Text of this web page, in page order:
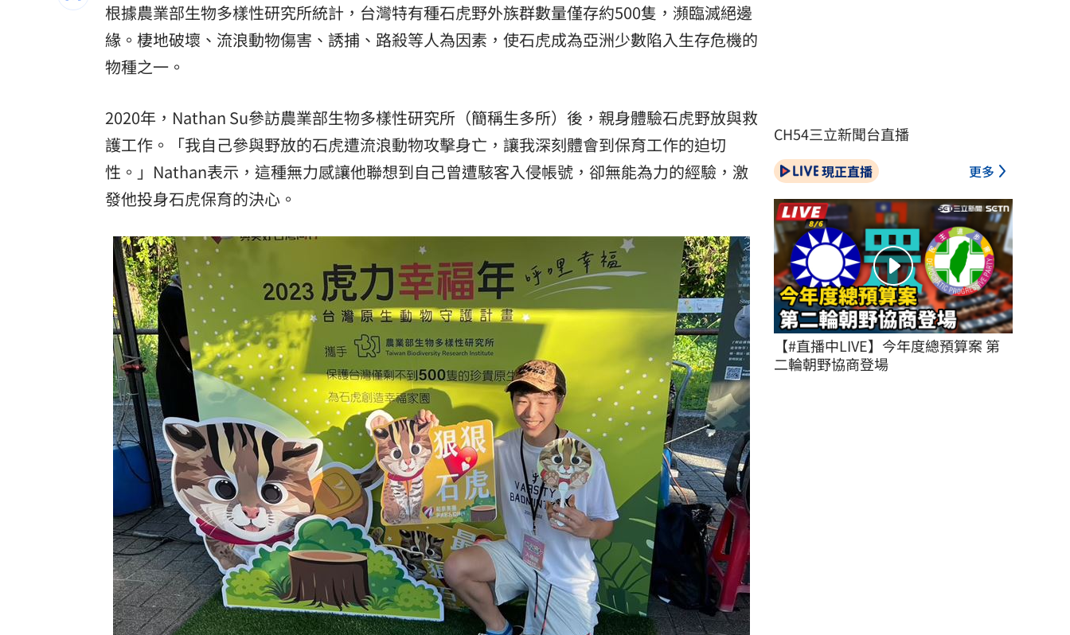
來台搭北捷偷卡盜刷！港男撈百萬準備買房
東發號遭出征！蔣萬安：麵線油飯我都喜歡
Google傳說級工程師離職！股價應聲暴跌4% 11:01
巴紐要關台灣駐處！專家：擴大對中合作 10:58
台灣彩券開獎直播中 20:31
LIVE三立+24小時直播 15:27
三立iNEWS新聞台線上直播 18:00
市場到酒場料理！可果美蕃茄醬創無限可能 12:00
父親節送會拉筋的按摩椅 爸爸「筋歡喜」 18:00
油品食安事件引關注 挑選保健食品要注意 13:00
罕病博士彭士齊 輪椅上的生命覺醒！ 11:00
酷澎「爸氣父親節」國際官方品牌齊聚 11:00
根據農業部生物多樣性研究所統計，台灣特有種石虎野外族群數量僅存約500隻，瀕臨滅絕邊
緣。棲地破壞、流浪動物傷害、誘捕、路殺等人為因素，使石虎成為亞洲少數陷入生存危機的
物種之一。
2020年，Nathan Su參訪農業部生物多樣性研究所（簡稱生多所）後，親身體驗石虎野放與救
護工作。「我自己參與野放的石虎遭流浪動物攻擊身亡，讓我深刻體會到保育工作的迫切
性。」Nathan表示，這種無力感讓他聯想到自己曾遭駭客入侵帳號，卻無能為力的經驗，激
發他投身石虎保育的決心。
CH54三立新聞台直播
現正直播 更多
【#直播中LIVE】今年度總預算案 第
二輪朝野協商登場